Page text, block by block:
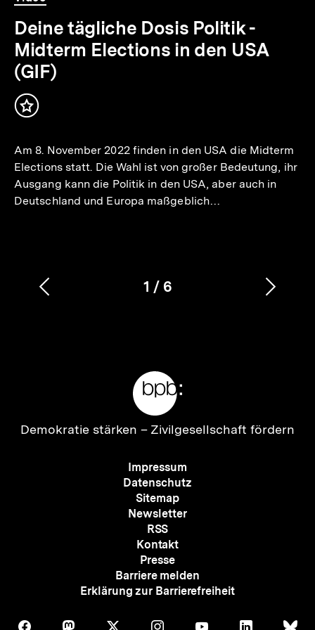
1
Min.
Deine tägliche Dosis Politik -
Midterm Elections in den USA
(GIF)
Inhalt
Am 8. November 2022 finden in den USA die Midterm
Elections statt. Die Wahl ist von großer Bedeutung, ihr
Ausgang kann die Politik in den USA, aber auch in
Deutschland und Europa maßgeblich…
Karussellinhalt
1
von
/ 6
Vorherigen
Zur
Demokratie stärken – Zivilgesellschaft fördern
Meta-
Navigation
Impressum
Datenschutz
Sitemap
Newsletter
RSS
Kontakt
Presse
Barriere melden
Erklärung zur Barrierefreiheit
Auf Auf